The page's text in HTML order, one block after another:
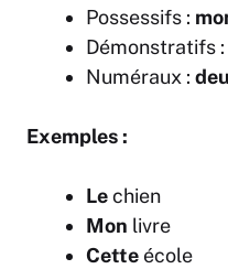
Possessifs :
Démonstratifs :
Numéraux :
Exemples :
Lechien
Mon livre
Cette école